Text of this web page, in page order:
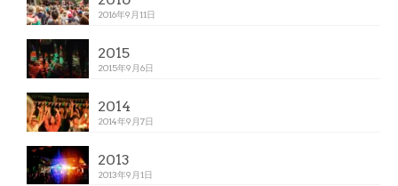
2016年9月11日
2015
2015年9月6日
2014
2014年9月7日
2013
2013年9月1日